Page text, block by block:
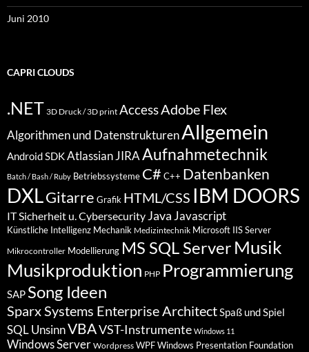
Juni 2010
CAPRI CLOUDS
.NET 3D Druck / 3D print AccessAdobe Flex
Algorithmen und Datenstrukturen Allgemein
Android SDKAtlassian JIRA Aufnahmetechnik
Batch / Bash / Ruby Betriebssysteme C# C++ Datenbanken
DXLGitarre Grafik HTML/CSS IBM DOORS
IT Sicherheit u. Cybersecurity Java Javascript
Künstliche Intelligenz Mechanik Medizintechnik Microsoft IIS Server
Mikrocontroller Modellierung MS SQL Server Musik
Musikproduktion PHP Programmierung
SAP Song Ideen
Sparx Systems Enterprise ArchitectSpaß und Spiel
SQL UnsinnVBAVST-Instrumente Windows 11
Windows Server Wordpress WPF Windows Presentation Foundation